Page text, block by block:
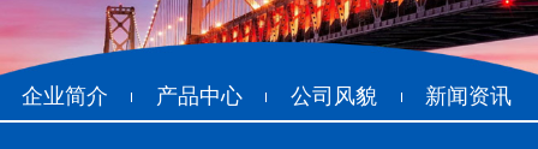
企业简介 产品中心 公司风貌 新闻资讯
堵）